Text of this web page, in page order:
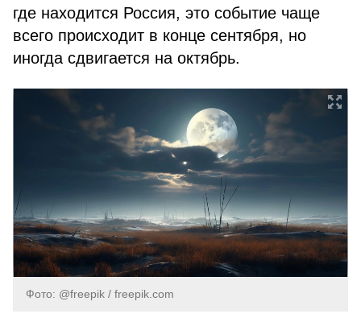
где находится Россия, это событие чаще
всего происходит в конце сентября, но
иногда сдвигается на октябрь.
Фото: @freepik / freepik.com